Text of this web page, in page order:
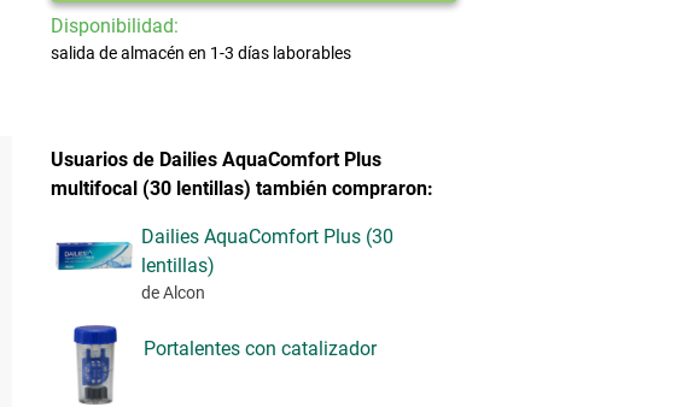
Disponibilidad:
salida de almacén en 1-3 días laborables
Usuarios de Dailies AquaComfort Plus
multifocal (30 lentillas) también compraron:
Dailies AquaComfort Plus (30
lentillas)
de Alcon
Portalentes con catalizador